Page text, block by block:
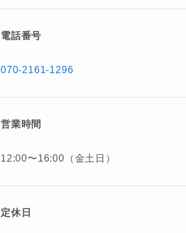
電話番号
070-2161-1296
営業時間
12:00〜16:00（金土日）
定休日